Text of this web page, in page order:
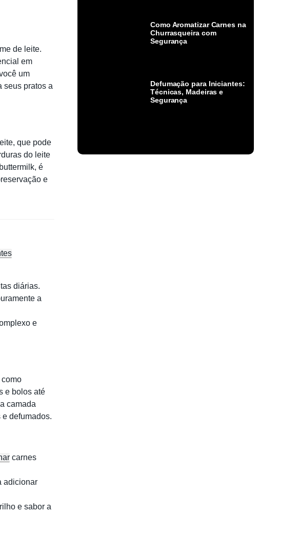
de leite.
em
um
seus pratos a
que pode
do leite
é
e
diárias.
a
e
e bolos até
camada
defumados.
carnes
adicionar
e sabor a
Como Aromatizar Carnes na
Churrasqueira com
Segurança
Defumação para Iniciantes:
Técnicas, Madeiras e
Segurança